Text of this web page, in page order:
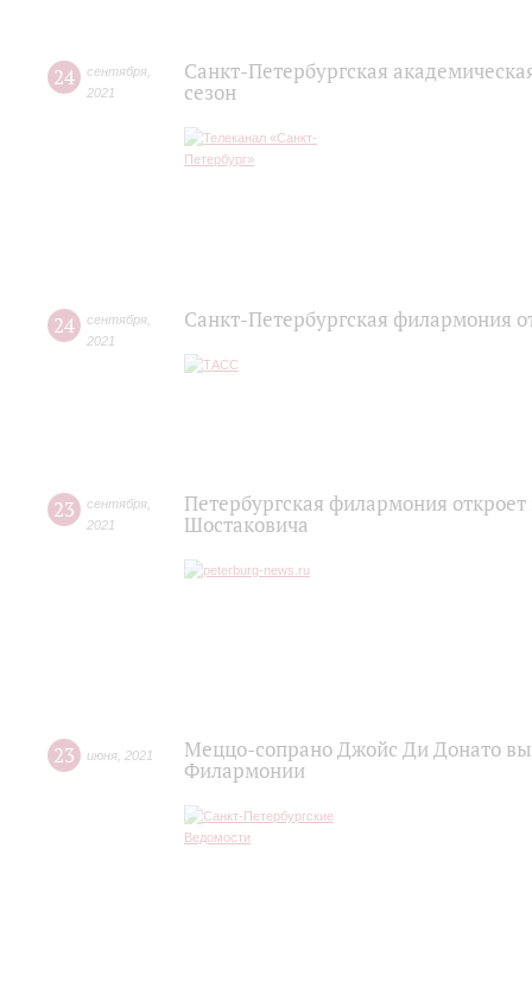
24 сентября
2021
Санкт-Петербургская
сезон
24 сентября
2021
Санкт-Петербургская филармония
23 сентября
2021
Петербургская филармония
Шостаковича
23 июня 2021
Меццо-сопрано Джойс Ди Донато
Филармонии